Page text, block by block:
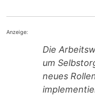
Anzeige:
Die
um
neues